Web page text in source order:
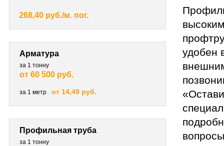
268,40 руб./м. пог.
Арматура
за 1 тонну
от 60 500 руб.
за 1 метр от 14,49 руб.
Профильная труба
за 1 тонну
удобен